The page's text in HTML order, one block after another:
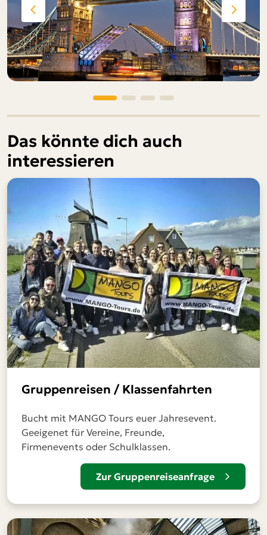
Das könnte dich auch
interessieren
Gruppenreisen / Klassenfahrten
Bucht mit MANGO Tours euer Jahresevent.
Geeigenet für Vereine, Freunde,
Firmenevents oder Schulklassen.
Zur Gruppenreiseanfrage